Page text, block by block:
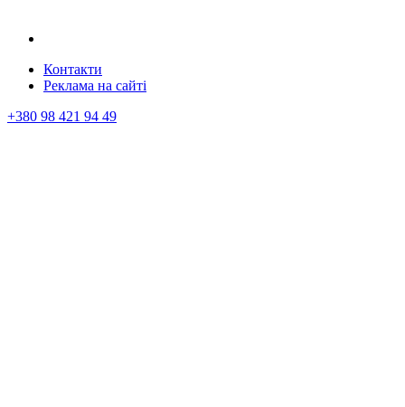
Контакти
Реклама на сайтi
+380 98 421 94 49